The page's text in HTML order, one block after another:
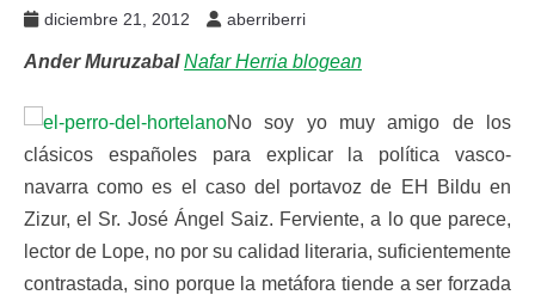
diciembre 21, 2012 aberriberri
Ander Muruzabal Nafar Herria blogean
No soy yo muy amigo de los
clásicos españoles para explicar la política vasco-
navarra como es el caso del portavoz de EH Bildu en
Zizur, el Sr. José Ángel Saiz. Ferviente, a lo que parece,
lector de Lope, no por su calidad literaria, suficientemente
contrastada, sino porque la metáfora tiende a ser forzada